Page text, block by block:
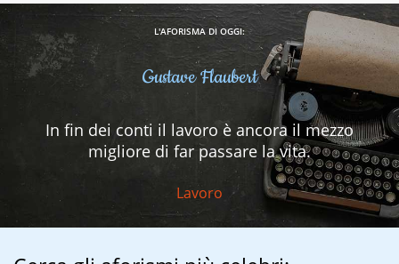
L'AFORISMA DI OGGI:
Gustave Flaubert
In fin dei conti il lavoro è ancora il mezzo
migliore di far passare la vita.
Lavoro